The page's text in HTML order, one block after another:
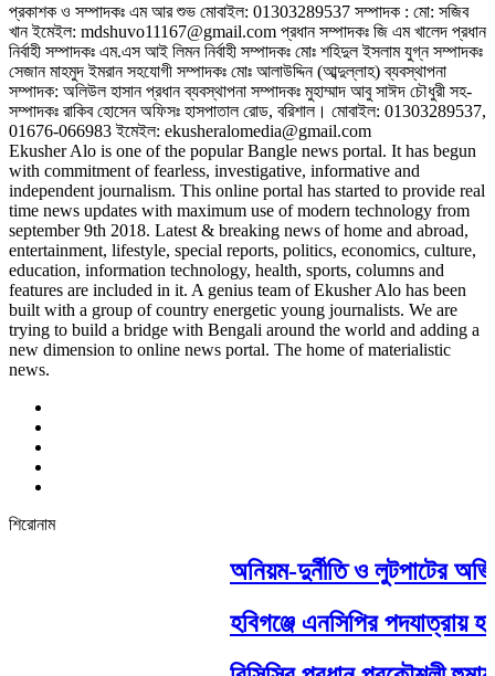
প্রকাশক ও সম্পাদকঃ এম আর শুভ মোবাইল: 01303289537 সম্পাদক : মো: সজিব
খান ইমেইল: mdshuvo11167@gmail.com প্রধান সম্পাদকঃ জি এম খালেদ প্রধান
নির্বাহী সম্পাদকঃ এম.এস আই লিমন নির্বাহী সম্পাদকঃ মোঃ শহিদুল ইসলাম যুগ্ন সম্পাদকঃ
সেজান মাহমুদ ইমরান সহযোগী সম্পাদকঃ মোঃ আলাউদ্দিন (আব্দুল্লাহ) ব্যবস্থাপনা
সম্পাদক: অলিউল হাসান প্রধান ব্যবস্থাপনা সম্পাদকঃ মুহাম্মাদ আবু সাঈদ চৌধুরী সহ-
সম্পাদকঃ রাকিব হোসেন অফিসঃ হাসপাতাল রোড, বরিশাল। মোবাইল: 01303289537,
01676-066983 ইমেইল: ekusheralomedia@gmail.com
Ekusher Alo is one of the popular Bangle news portal. It has begun
with commitment of fearless, investigative, informative and
independent journalism. This online portal has started to provide real
time news updates with maximum use of modern technology from
september 9th 2018. Latest & breaking news of home and abroad,
entertainment, lifestyle, special reports, politics, economics, culture,
education, information technology, health, sports, columns and
features are included in it. A genius team of Ekusher Alo has been
built with a group of country energetic young journalists. We are
trying to build a bridge with Bengali around the world and adding a
new dimension to online news portal. The home of materialistic
news.
শিরোনাম
অনিয়ম-দুর্নীতি ও লুটপাটের
হবিগঞ্জে এনসিপির পদযাত্রায়